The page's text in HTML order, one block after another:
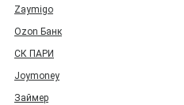
Zaymigo
Ozon Банк
СК ПАРИ
Joymoney
Займер